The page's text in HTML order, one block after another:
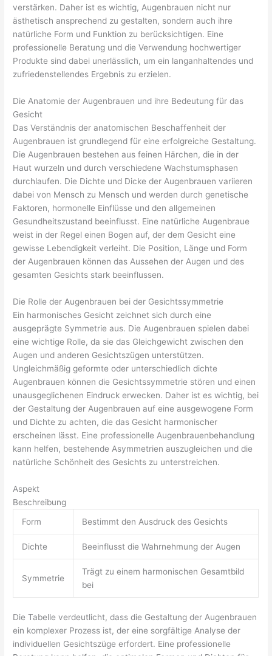
verstärken. Daher ist es wichtig, Augenbrauen nicht nur
ästhetisch ansprechend zu gestalten, sondern auch ihre
natürliche Form und Funktion zu berücksichtigen. Eine
professionelle Beratung und die Verwendung hochwertiger
Produkte sind dabei unerlässlich, um ein langanhaltendes und
zufriedenstellendes Ergebnis zu erzielen.
Die Anatomie der Augenbrauen und ihre Bedeutung für das
Gesicht
Das Verständnis der anatomischen Beschaffenheit der
Augenbrauen ist grundlegend für eine erfolgreiche Gestaltung.
Die Augenbrauen bestehen aus feinen Härchen, die in der
Haut wurzeln und durch verschiedene Wachstumsphasen
durchlaufen. Die Dichte und Dicke der Augenbrauen variieren
dabei von Mensch zu Mensch und werden durch genetische
Faktoren, hormonelle Einflüsse und den allgemeinen
Gesundheitszustand beeinflusst. Eine natürliche Augenbraue
weist in der Regel einen Bogen auf, der dem Gesicht eine
gewisse Lebendigkeit verleiht. Die Position, Länge und Form
der Augenbrauen können das Aussehen der Augen und des
gesamten Gesichts stark beeinflussen.
Die Rolle der Augenbrauen bei der Gesichtssymmetrie
Ein harmonisches Gesicht zeichnet sich durch eine
ausgeprägte Symmetrie aus. Die Augenbrauen spielen dabei
eine wichtige Rolle, da sie das Gleichgewicht zwischen den
Augen und anderen Gesichtszügen unterstützen.
Ungleichmäßig geformte oder unterschiedlich dichte
Augenbrauen können die Gesichtssymmetrie stören und einen
unausgeglichenen Eindruck erwecken. Daher ist es wichtig, bei
der Gestaltung der Augenbrauen auf eine ausgewogene Form
und Dichte zu achten, die das Gesicht harmonischer
erscheinen lässt. Eine professionelle Augenbrauenbehandlung
kann helfen, bestehende Asymmetrien auszugleichen und die
natürliche Schönheit des Gesichts zu unterstreichen.
Aspekt
Beschreibung
Form
Bestimmt den Ausdruck des Gesichts
Dichte Beeinflusst die Wahrnehmung der Augen
Symmetrie
Trägt zu einem harmonischen Gesamtbild
bei
Die Tabelle verdeutlicht, dass die Gestaltung der Augenbrauen
ein komplexer Prozess ist, der eine sorgfältige Analyse der
individuellen Gesichtszüge erfordert. Eine professionelle